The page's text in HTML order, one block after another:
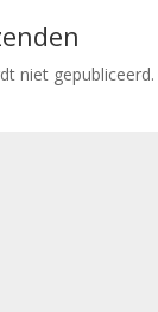
niet gepubliceerd.